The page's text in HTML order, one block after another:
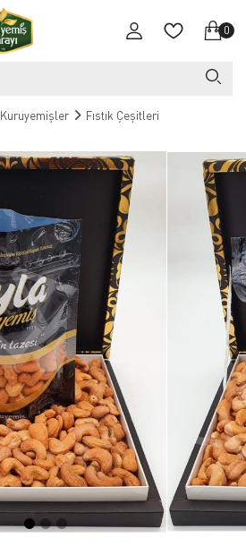
0
Kuruyemişler Fıstık Çeşitleri